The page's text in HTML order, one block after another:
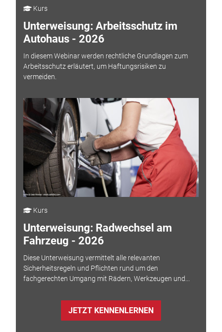
Kurs
Unterweisung: Arbeitsschutz im
Autohaus - 2026
In diesem Webinar werden rechtliche Grundlagen zum
Arbeitsschutz erläutert, um Haftungsrisiken zu
vermeiden.
Kurs
Unterweisung: Radwechsel am
Fahrzeug - 2026
Diese Unterweisung vermittelt alle relevanten
Sicherheitsregeln und Pflichten rund um den
fachgerechten Umgang mit Rädern, Werkzeugen und...
JETZT KENNENLERNEN